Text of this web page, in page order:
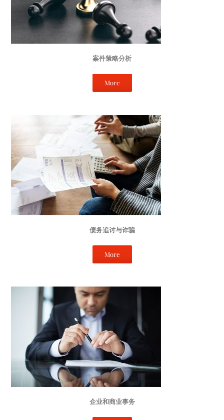
案件策略分析
More
债务追讨与诈骗
More
企业和商业事务